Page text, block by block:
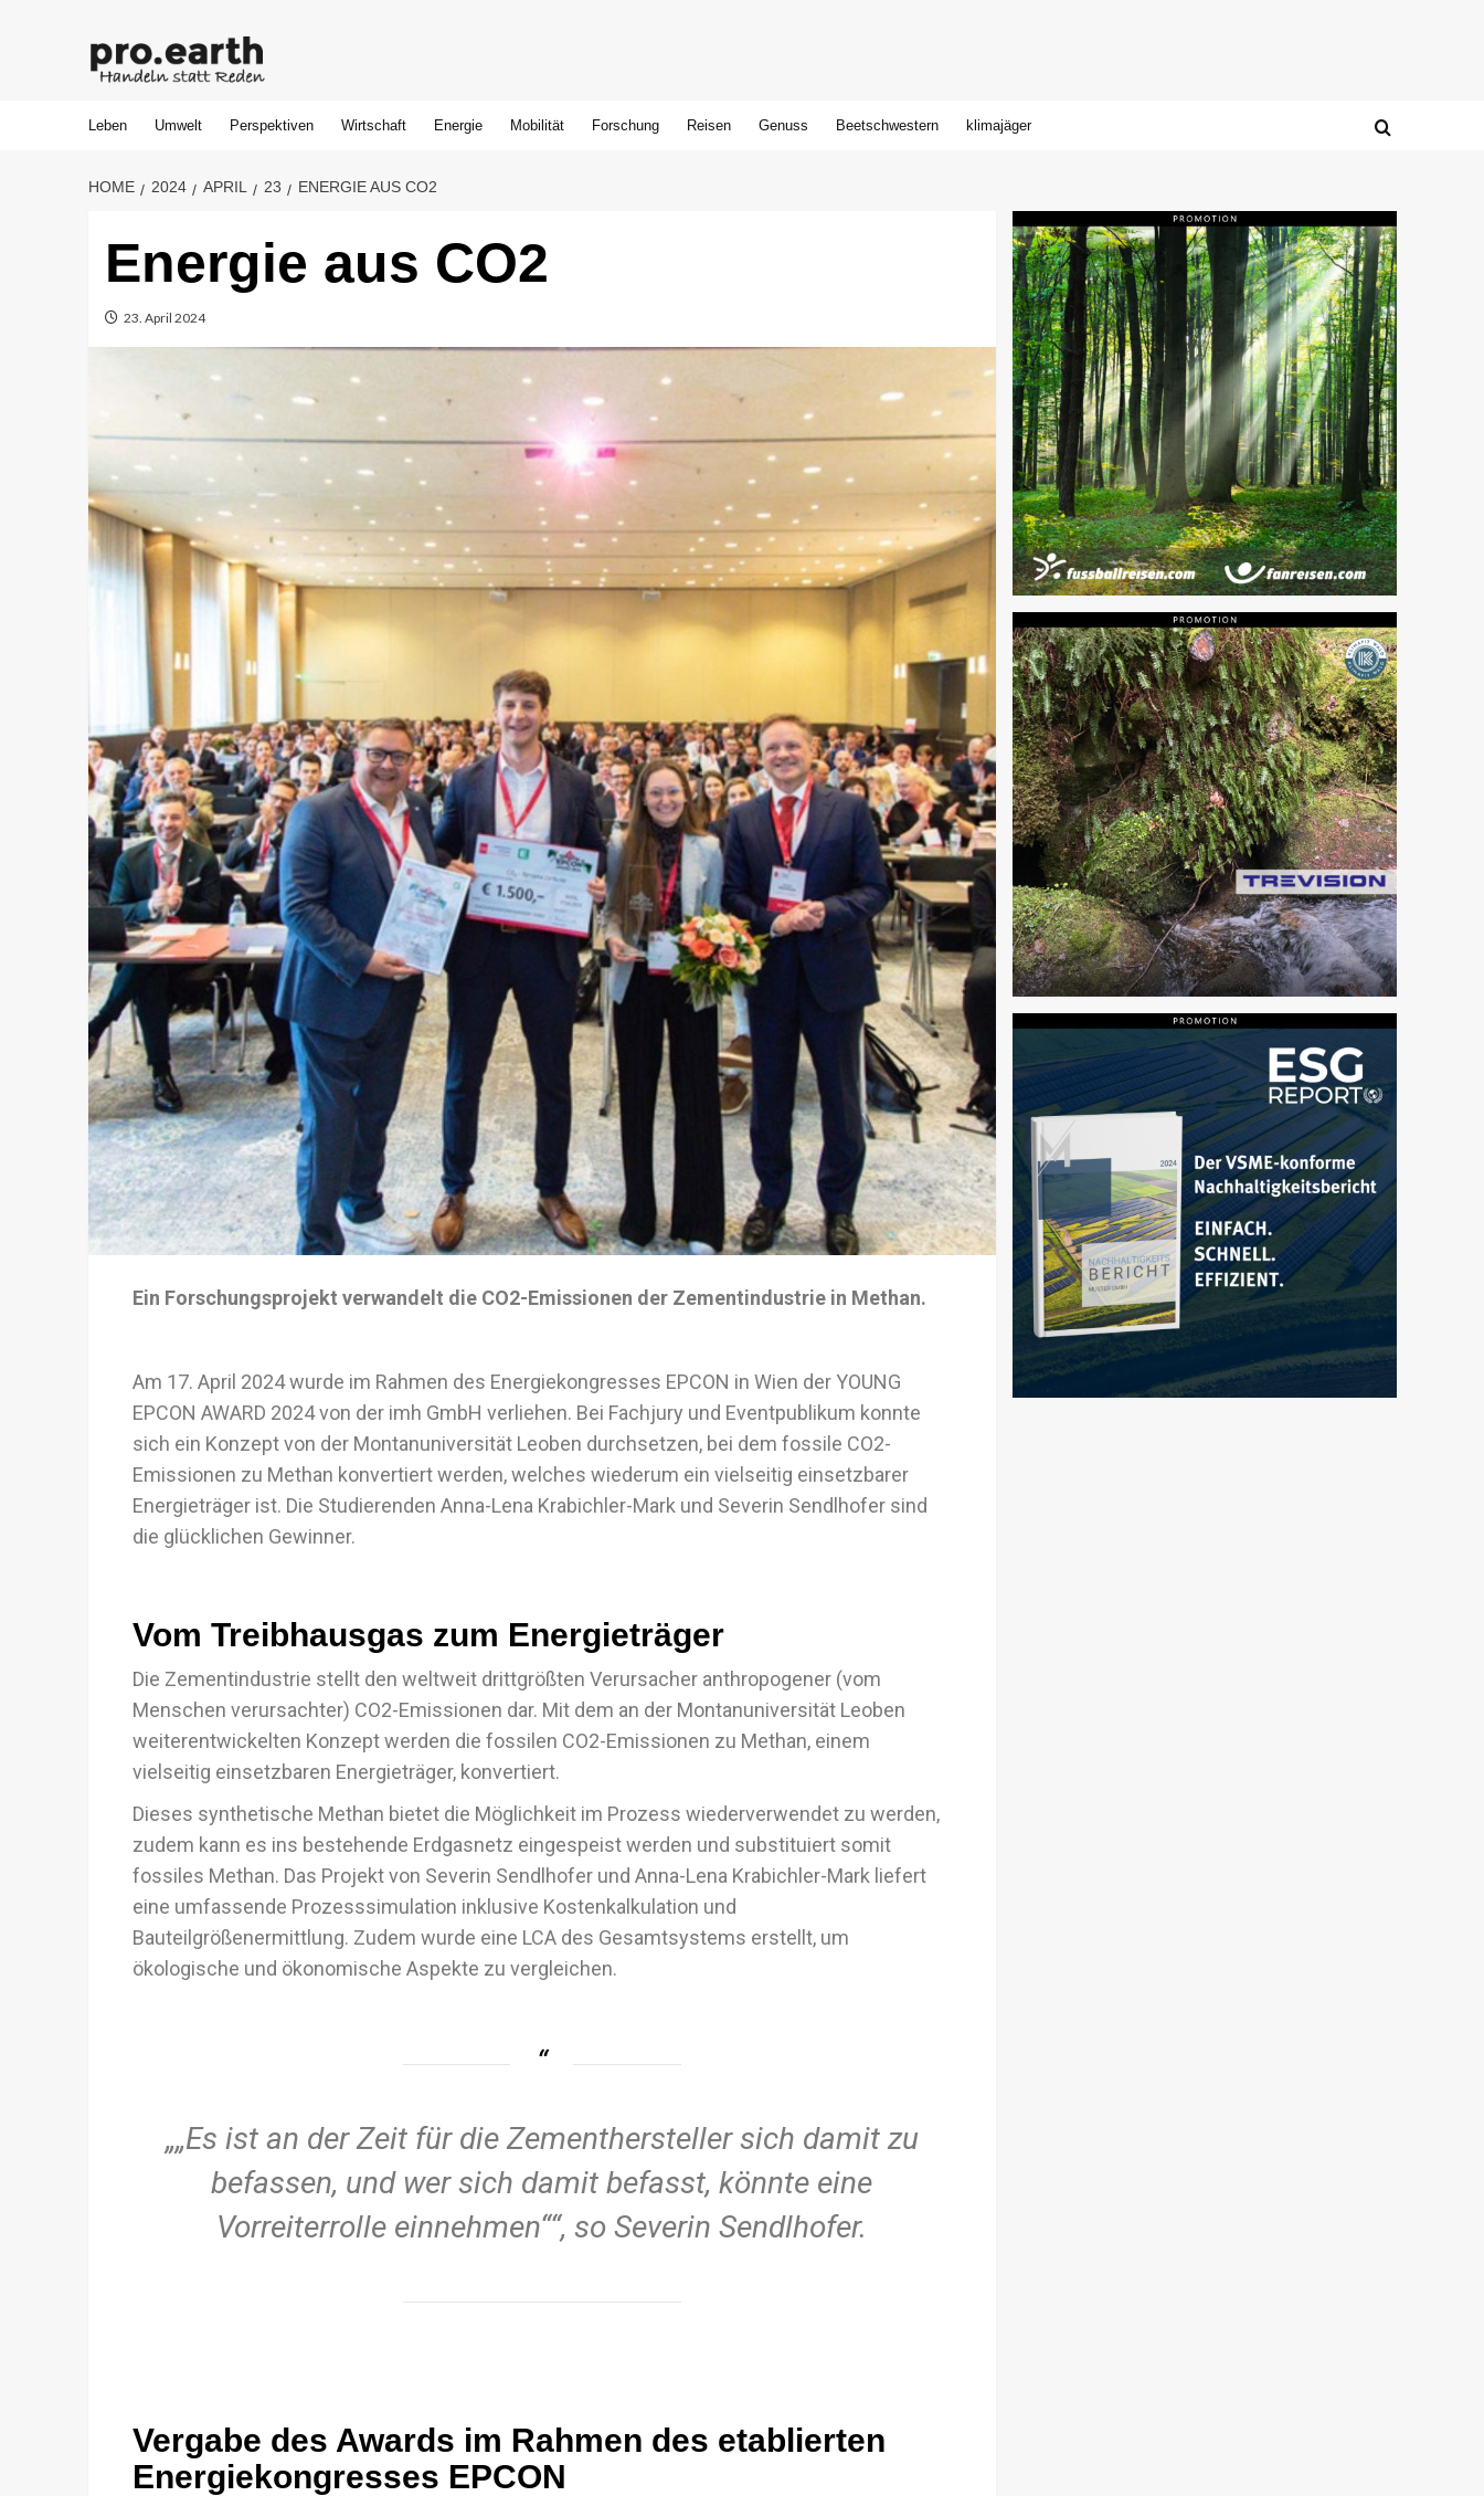
Leben Umwelt Perspektiven Wirtschaft Energie Mobilität Forschung Reisen Genuss Beetschwestern klimajäger
HOME 2024 APRIL 23 ENERGIE AUS CO2
Energie aus CO2
23. April 2024
Ein Forschungsprojekt verwandelt die CO2-Emissionen der Zementindustrie in Methan.
Am 17. April 2024 wurde im Rahmen des Energiekongresses EPCON in Wien der YOUNG
EPCON AWARD 2024 von der imh GmbH verliehen. Bei Fachjury und Eventpublikum konnte
sich ein Konzept von der Montanuniversität Leoben durchsetzen, bei dem fossile CO2-
Emissionen zu Methan konvertiert werden, welches wiederum ein vielseitig einsetzbarer
Energieträger ist. Die Studierenden Anna-Lena Krabichler-Mark und Severin Sendlhofer sind
die glücklichen Gewinner.
Vom Treibhausgas zum Energieträger
Die Zementindustrie stellt den weltweit drittgrößten Verursacher anthropogener (vom
Menschen verursachter) CO2-Emissionen dar. Mit dem an der Montanuniversität Leoben
weiterentwickelten Konzept werden die fossilen CO2-Emissionen zu Methan, einem
vielseitig einsetzbaren Energieträger, konvertiert.
Dieses synthetische Methan bietet die Möglichkeit im Prozess wiederverwendet zu werden,
zudem kann es ins bestehende Erdgasnetz eingespeist werden und substituiert somit
fossiles Methan. Das Projekt von Severin Sendlhofer und Anna-Lena Krabichler-Mark liefert
eine umfassende Prozesssimulation inklusive Kostenkalkulation und
Bauteilgrößenermittlung. Zudem wurde eine LCA des Gesamtsystems erstellt, um
ökologische und ökonomische Aspekte zu vergleichen.
„Es ist an der Zeit für die Zementhersteller sich damit zu
befassen, und wer sich damit befasst, könnte eine
Vorreiterrolle einnehmen“ , so Severin Sendlhofer.
Vergabe des Awards im Rahmen des etablierten
Energiekongresses EPCON